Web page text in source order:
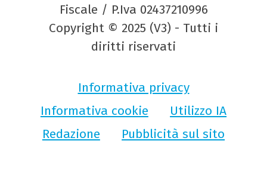
Fiscale / P.Iva 02437210996
Copyright © 2025 (V3) - Tutti i
diritti riservati
Informativa privacy
Informativa cookie
Utilizzo IA
Redazione
Pubblicità sul sito